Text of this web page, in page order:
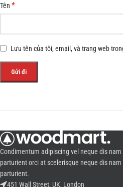
Tên *
Lưu tên của tôi, email, và trang web
Condimentum adipiscing vel neque dis nam
parturient orci at scelerisque neque dis nam
parturient.
451 Wall Street, UK, London